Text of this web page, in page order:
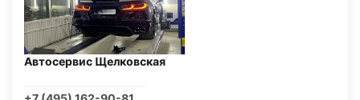
Автосервис Щелковская